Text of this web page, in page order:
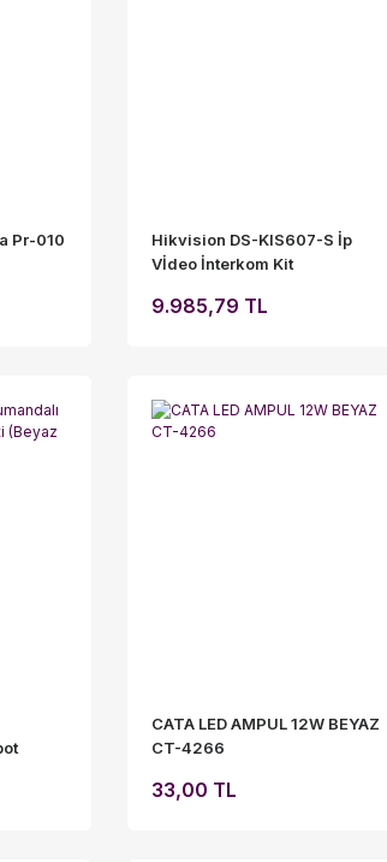
Pr-010
Hikvision DS-KIS607-S İp
Vİdeo İnterkom Kit
9.985,79 TL
CATA LED AMPUL 12W BEYAZ
CT-4266
33,00 TL